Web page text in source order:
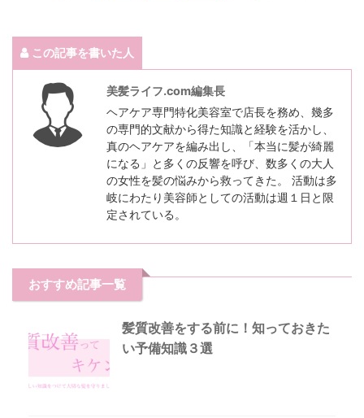
この記事を書いた人
美髪ライフ.com編集長
ヘアケア専門特化美容室で店長を務め、幾多
の専門的文献から得た知識と経験を活かし、
真のヘアケアを編み出し、「本当に髪が綺麗
になる」と多くの反響を呼び、数多くの大人
の女性を髪の悩みから救ってきた。 活動は多
岐にわたり美容師としての活動は週１日と限
定されている。
おすすめ記事一覧
髪質改善をする前に！知っておきた
い予備知識３選